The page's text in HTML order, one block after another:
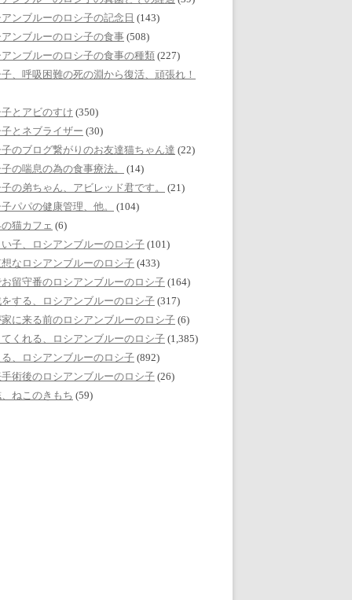
ンブルーのロシ子の記念日 (143)
ンブルーのロシ子の食事 (508)
ンブルーのロシ子の食事の種類 (227)
、呼吸困難の死の淵から復活、頑張れ！
とアビのすけ (350)
とネブライザー (30)
のブログ繋がりのお友達猫ちゃん達 (22)
の喘息の為の食事療法。
(14)
の弟ちゃん、アビレッド君です。
(21)
パパの健康管理、他。
(104)
猫カフェ (6)
子、ロシアンブルーのロシ子 (101)
なロシアンブルーのロシ子 (433)
留守番のロシアンブルーのロシ子 (164)
する、ロシアンブルーのロシ子 (317)
に来る前のロシアンブルーのロシ子 (6)
くれる、ロシアンブルーのロシ子 (1,385)
、ロシアンブルーのロシ子 (892)
術後のロシアンブルーのロシ子 (26)
ねこのきもち (59)